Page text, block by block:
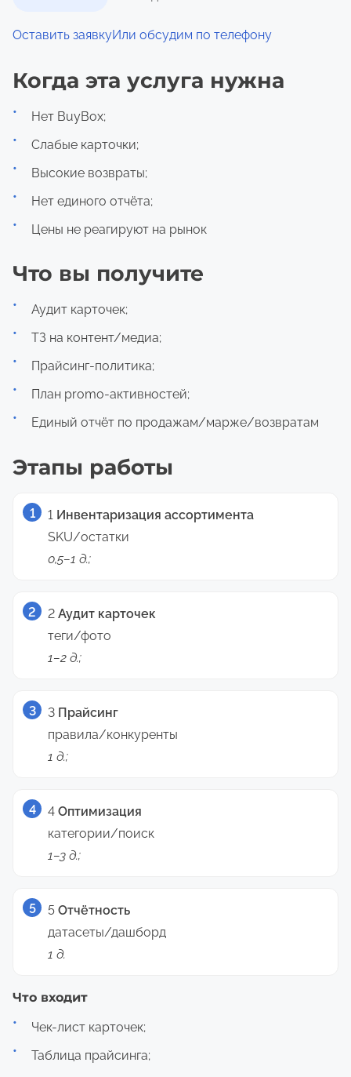
Оставить заявкуИли обсудим по телефону
Когда эта услуга нужна
Нет BuyBox;
Слабые карточки;
Высокие возвраты;
Нет единого отчёта;
Цены не реагируют на рынок
Что вы получите
Аудит карточек;
ТЗ на контент/медиа;
Прайсинг-политика;
План promo-активностей;
Единый отчёт по продажам/марже/возвратам
Этапы работы
1 Инвентаризация ассортимента
SKU/остатки
0,5–1 д.;
2 Аудит карточек
теги/фото
1–2 д.;
3 Прайсинг
правила/конкуренты
1 д.;
4 Оптимизация
категории/поиск
1–3 д.;
5 Отчётность
датасеты/дашборд
1 д.
Что входит
Чек-лист карточек;
Таблица прайсинга;